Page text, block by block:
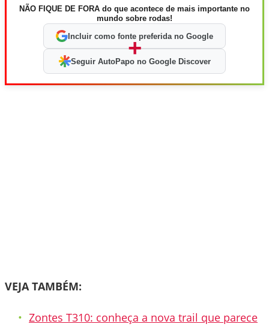
NÃO FIQUE DE FORA do que acontece de mais importante no
mundo sobre rodas!
Incluir como fonte preferida no Google
+
Seguir AutoPapo no Google Discover
VEJA TAMBÉM:
Zontes T310: conheça a nova trail que parece